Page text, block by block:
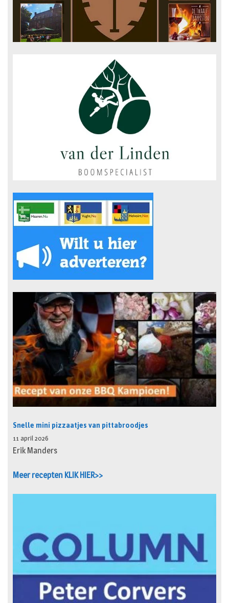
Snelle mini pizzaatjes van pittabroodjes
11 april 2026
Erik Manders
Meer recepten KLIK HIER>>